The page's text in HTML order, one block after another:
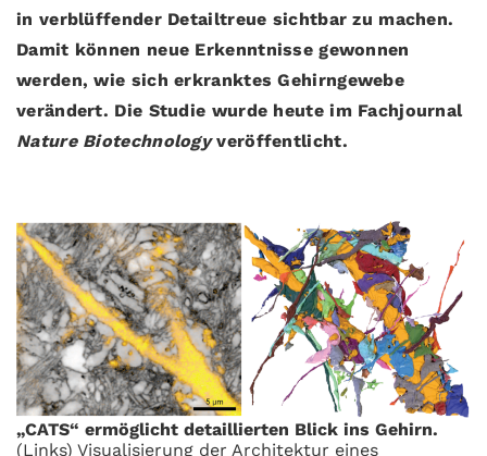
in verblüffender Detailtreue sichtbar zu machen.
Damit können neue Erkenntnisse gewonnen
werden, wie sich erkranktes Gehirngewebe
verändert. Die Studie wurde heute im Fachjournal
Nature Biotechnologyveröffentlicht.
„CATS“ ermöglicht detaillierten Blick ins Gehirn.
(Links) Visualisierung der Architektur eines